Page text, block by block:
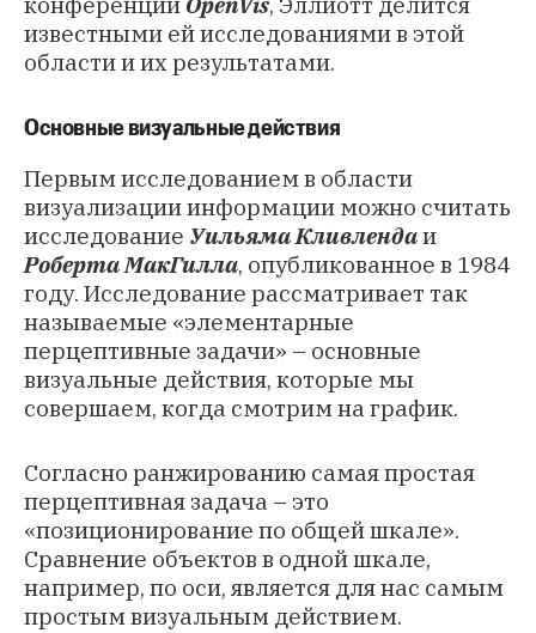
известными ей исследованиями в этой
области и их результатами.
Основные визуальные действия
Первым исследованием в области
визуализации информации можно считать
исследование Уильяма Кливлендаи
Роберта МакГилла, опубликованное в 1984
году. Исследование рассматривает так
называемые «элементарные
перцептивные задачи» – основные
визуальные действия, которые мы
совершаем, когда смотрим на график.
Согласно ранжированию самая простая
перцептивная задача – это
«позиционирование по общей шкале».
Сравнение объектов в одной шкале,
например, по оси, является для нас самым
простым визуальным действием.